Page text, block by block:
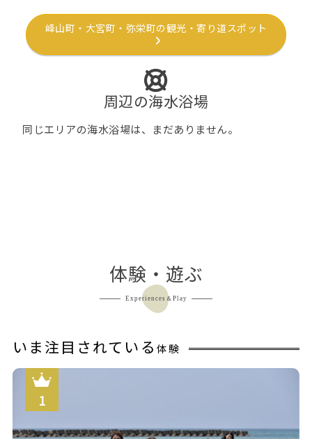
峰山町・大宮町・弥栄町の観光・寄り道スポット
周辺の海水浴場
同じエリアの海水浴場は、まだありません。
体験・遊ぶ
Experiences＆Play
いま注目されている 体験